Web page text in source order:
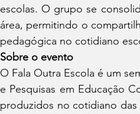
escolas. O grupo se
área, permitindo o
pedagógica no cotidiano
Sobre o evento
O Fala Outra Escola é um
e Pesquisas em Educação
produzidos no cotidiano das